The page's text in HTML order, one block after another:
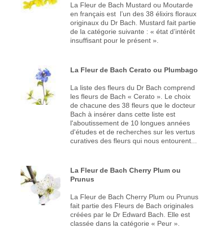
La Fleur de Bach Mustard ou Moutarde
en français est l’un des 38 élixirs floraux
originaux du Dr Bach. Mustard fait partie
de la catégorie suivante : « état d’intérêt
insuffisant pour le présent ».
La Fleur de Bach Cerato ou Plumbago
La liste des fleurs du Dr Bach comprend
les fleurs de Bach « Cerato ». Le choix
de chacune des 38 fleurs que le docteur
Bach à insérer dans cette liste est
l'aboutissement de 10 longues années
d'études et de recherches sur les vertus
curatives des fleurs qui nous entourent...
La Fleur de Bach Cherry Plum ou
Prunus
La Fleur de Bach Cherry Plum ou Prunus
fait partie des Fleurs de Bach originales
créées par le Dr Edward Bach. Elle est
classée dans la catégorie « Peur ».